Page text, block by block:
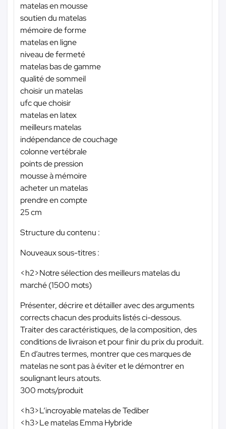
matelas en mousse
soutien du matelas
mémoire de forme
matelas en ligne
niveau de fermeté
matelas bas de gamme
qualité de sommeil
choisir un matelas
ufc que choisir
matelas en latex
meilleurs matelas
indépendance de couchage
colonne vertébrale
points de pression
mousse à mémoire
acheter un matelas
prendre en compte
25 cm
Structure du contenu :
Nouveaux sous-titres :
<h2>Notre sélection des meilleurs matelas du
marché (1500 mots)
Présenter, décrire et détailler avec des arguments
corrects chacun des produits listés ci-dessous.
Traiter des caractéristiques, de la composition, des
conditions de livraison et pour finir du prix du produit.
En d’autres termes, montrer que ces marques de
matelas ne sont pas à éviter et le démontrer en
soulignant leurs atouts.
300 mots/produit
<h3>L’incroyable matelas de Tediber
<h3>Le matelas Emma Hybride